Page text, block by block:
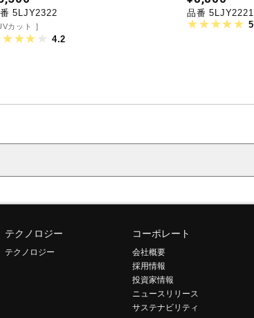
5LJY2322
カット
4.2
品番 5LJY2221
5
テクノロジー
テクノロジー
コーポレート
会社概要
採用情報
投資家情報
ニュースリリース
サステナビリティ